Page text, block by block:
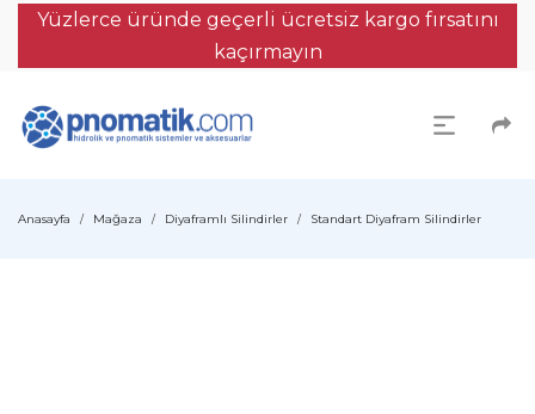
Yüzlerce üründe geçerli ücretsiz kargo fırsatını
kaçırmayın
Anasayfa / Mağaza / Diyaframlı Silindirler / Standart Diyafram Silindirler